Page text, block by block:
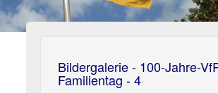
Bildergalerie - 100-Jahre-
Familientag - 4